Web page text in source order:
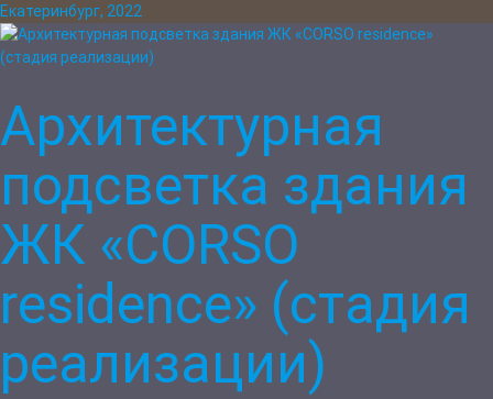
Екатеринбург, 2022
Архитектурная
подсветка здания
ЖК «CORSO
residence» (стадия
реализации)